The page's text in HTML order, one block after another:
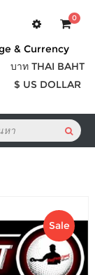
0
& Currency
บาท THAI BAHT
$ US DOLLAR
Sale